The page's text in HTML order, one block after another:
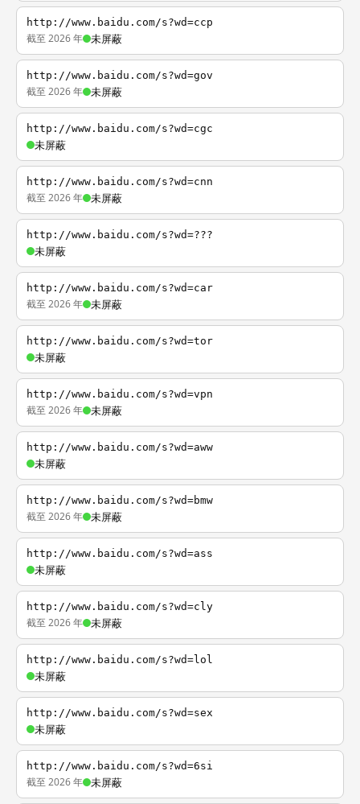
http://www.baidu.com/s?wd=ccp
截至 2026 年 未屏蔽
http://www.baidu.com/s?wd=gov
截至 2026 年 未屏蔽
http://www.baidu.com/s?wd=cgc
未屏蔽
http://www.baidu.com/s?wd=cnn
截至 2026 年 未屏蔽
http://www.baidu.com/s?wd=???
未屏蔽
http://www.baidu.com/s?wd=car
截至 2026 年 未屏蔽
http://www.baidu.com/s?wd=tor
未屏蔽
http://www.baidu.com/s?wd=vpn
截至 2026 年 未屏蔽
http://www.baidu.com/s?wd=aww
未屏蔽
http://www.baidu.com/s?wd=bmw
截至 2026 年 未屏蔽
http://www.baidu.com/s?wd=ass
未屏蔽
http://www.baidu.com/s?wd=cly
截至 2026 年 未屏蔽
http://www.baidu.com/s?wd=lol
未屏蔽
http://www.baidu.com/s?wd=sex
未屏蔽
http://www.baidu.com/s?wd=6si
截至 2026 年 未屏蔽